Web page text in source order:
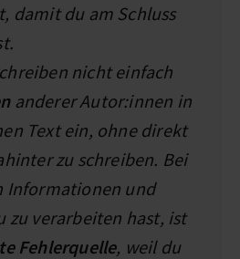
damit du am Schluss
nicht einfach
anderer Autor:innen in
Text ein, ohne direkt
zu schreiben. Bei
Informationen und
zu verarbeiten hast, ist
Fehlerquelle, weil du